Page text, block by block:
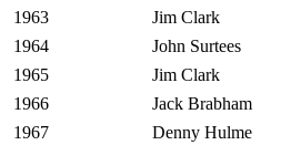
1963
Jim Clark
1964
John Surtees
1965
Jim Clark
1966
Jack Brabham
1967
Denny Hulme